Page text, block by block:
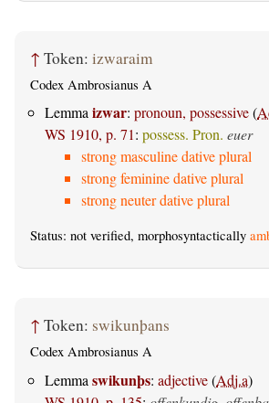
↑ Token: izwaraim
Codex Ambrosianus A
Lemmaizwar: pronoun, possessive(
WS 1910, p. 71: possess. Pron. euer
strong masculine dative plural
strong feminine dative plural
strong neuter dative plural
Status: not verified, morphosyntactically
↑ Token: swikunþans
Codex Ambrosianus A
Lemma swikunþs: adjective(Adj.a)